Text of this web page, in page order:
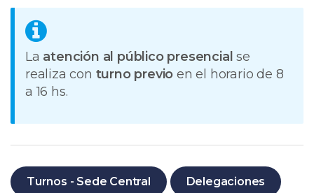
La atención al público presencial se
realiza con turno previo en el horario de 8
a 16 hs.
Turnos - Sede Central Delegaciones